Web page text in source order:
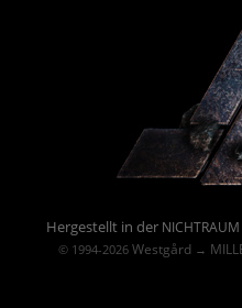
Hergestellt in der
© 1994-2026 Westgård→